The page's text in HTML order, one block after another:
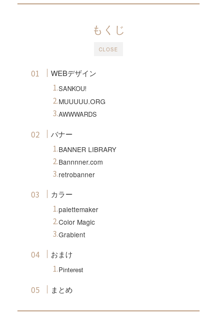
CLOSE
もくじ
WEBデザイン
SANKOU!
MUUUUU.ORG
AWWWARDS
バナー
BANNER LIBRARY
Bannnner.com
retrobanner
カラー
palettemaker
Color Magic
Grabient
おまけ
Pinterest
まとめ